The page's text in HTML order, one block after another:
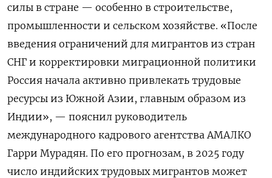
силы в стране — особенно в строительстве,
промышленности и сельском хозяйстве. «После
введения ограничений для мигрантов из стран
СНГ и корректировки миграционной политики
Россия начала активно привлекать трудовые
ресурсы из Южной Азии, главным образом из
Индии», — пояснил руководитель
международного кадрового агентства АМАЛКО
Гарри Мурадян. По его прогнозам, в 2025 году
число индийских трудовых мигрантов может